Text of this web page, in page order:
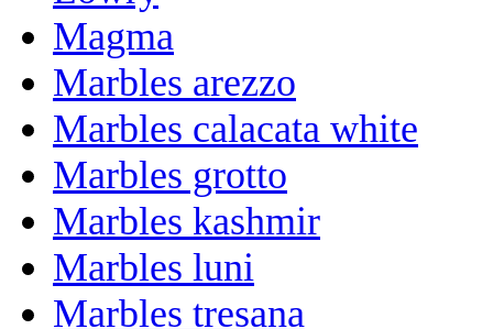
Magma
Marbles arezzo
Marbles calacata white
Marbles grotto
Marbles kashmir
Marbles luni
Marbles tresana